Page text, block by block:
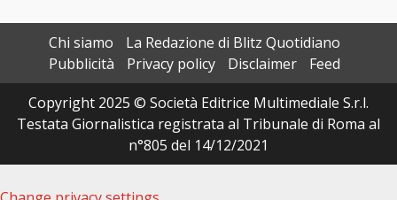
Chi siamo
La Redazione di Blitz Quotidiano
Pubblicità
Privacy policy Disclaimer
Feed
Copyright 2025 © Società Editrice Multimediale S.r.l.
Testata Giornalistica registrata al Tribunale di Roma al
n°805 del 14/12/2021